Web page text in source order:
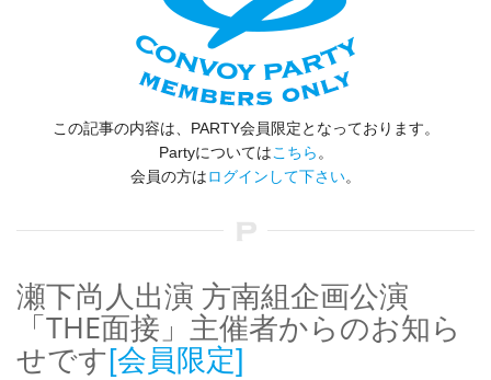
この記事の内容は、PARTY会員限定となっております。
Partyについてはこちら 。
会員の方はログインして下さい。
瀬下尚人出演 方南組企画公演
「THE面接」主催者からのお知ら
せです [会員限定]